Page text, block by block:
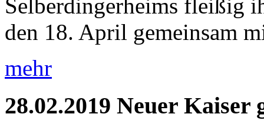
Selberdingerheims fleißig
den 18. April gemeinsam
mehr
28.02.2019 Neuer Kaiser